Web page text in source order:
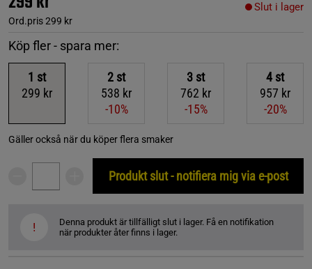
Ord.pris299 kr
Slut i lager
Köp fler - spara mer:
1 st
299 kr
2 st
538 kr
-10%
3 st
762 kr
-15%
4 st
957 kr
-20%
Gäller också när du köper flera smaker
Produkt slut - notifiera mig via e-post
!
Denna produkt är tillfälligt slut i lager. Få en notifikation
när produkter åter finns i lager.